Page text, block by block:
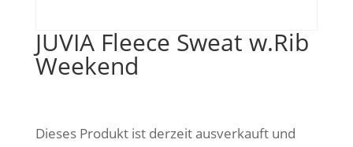
JUVIA Fleece Sweat w.Rib
Weekend
Dieses Produkt ist derzeit ausverkauft und